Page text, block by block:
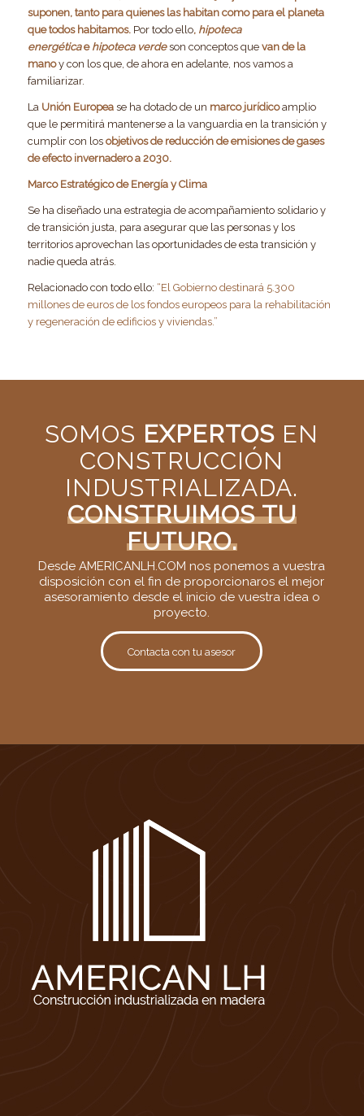
suponen, tanto para quienes las habitan como para el planeta
que todos habitamos.Por todo ello, hipoteca
energéticae hipoteca verdeson conceptos quevan de la
manoy con los que, de ahora en adelante, nos vamos a
familiarizar.
La Unión Europease ha dotado de un marco jurídicoamplio
que le permitirá mantenerse a la vanguardia en la transición y
cumplir con losobjetivos de reducción de emisiones de gases
de efecto invernadero a 2030.
Marco Estratégico de Energía y Clima
Se ha diseñado una estrategia de acompañamiento solidario y
de transición justa, para asegurar que las personas y los
territorios aprovechan las oportunidades de esta transición y
nadie queda atrás.
Relacionado con todo ello: “El Gobierno destinará 5.300
millones de euros de los fondos europeos para la rehabilitación
y regeneración de edificios y viviendas.”
SOMOS EXPERTOS EN
CONSTRUCCIÓN
INDUSTRIALIZADA.
CONSTRUIMOS TU
FUTURO.
Desde AMERICANLH.COM nos ponemos a vuestra
disposición con el fin de proporcionaros el mejor
asesoramiento desde el inicio de vuestra idea o
proyecto.
Contacta con tu asesor